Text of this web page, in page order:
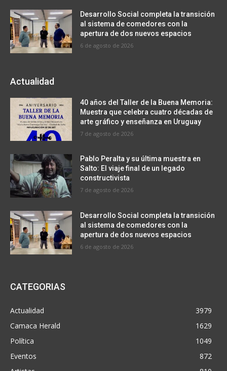
Desarrollo Social completa la transición
al sistema de comedores con la
apertura de dos nuevos espacios
6 de agosto de 2026
Actualidad
40 años del Taller de la Buena Memoria:
Muestra que celebra cuatro décadas de
arte gráfico y enseñanza en Uruguay
7 de agosto de 2026
Pablo Peralta y su última muestra en
Salto: El viaje final de un legado
constructivista
7 de agosto de 2026
Desarrollo Social completa la transición
al sistema de comedores con la
apertura de dos nuevos espacios
6 de agosto de 2026
CATEGORIAS
Actualidad
3979
Camaca Herald
1629
Política
1049
Eventos
872